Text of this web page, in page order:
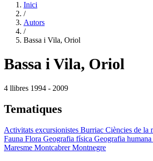
Inici
/
Autors
/
Bassa i Vila, Oriol
Bassa i Vila, Oriol
4 llibres 1994 - 2009
Tematiques
Activitats excursionistes Burriac Ciències de la
Fauna Flora Geografia física Geografia humana
Maresme MontcabrerMontnegre